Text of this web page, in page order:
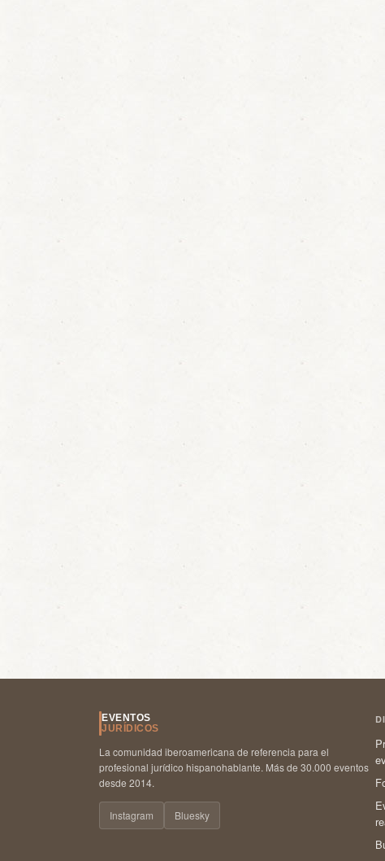
EVENTOS
JURÍDICOS
La comunidad iberoamericana de referencia para el
profesional jurídico hispanohablante. Más de 30.000 eventos
desde 2014.
Instagram Bluesky